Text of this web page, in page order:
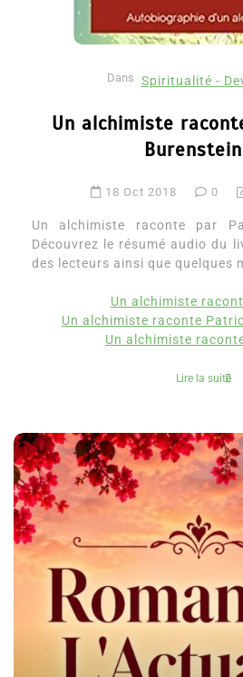
Dans Spiritualité -
Un alchimiste
18 Oct 2018 0
Un alchimiste raconte par
Découvrez le résumé audio du
des lecteurs ainsi que quelques
Un alchimiste
Un alchimiste raconte
Un alchimiste
Lire la suite